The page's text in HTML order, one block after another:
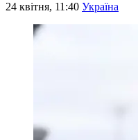
24 квітня, 11:40 Україна